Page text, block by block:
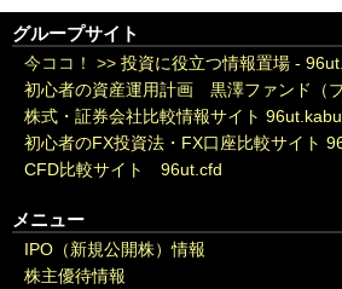
グループサイト
今ココ！ >> 投資に役立つ情報置場 -
初心者の資産運用計画 黒澤ファンド（ブ
株式・証券会社比較情報サイト 96ut.kabu
初心者のFX投資法・FX口座比較サイト
CFD比較サイト 96ut.cfd
メニュー
IPO（新規公開株）情報
株主優待情報